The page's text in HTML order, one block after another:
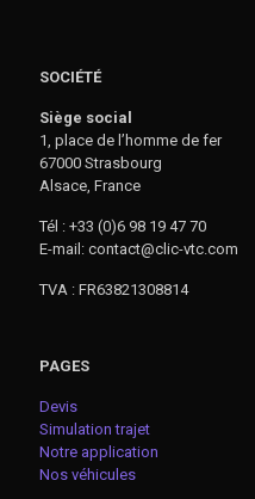
SOCIÉTÉ
Siège social
1, place de l’homme de fer
67000 Strasbourg
Alsace, France
Tél : +33 (0)6 98 19 47 70
E-mail: contact@clic-vtc.com
TVA : FR63821308814
PAGES
Devis
Simulation trajet
Notre application
Nos véhicules